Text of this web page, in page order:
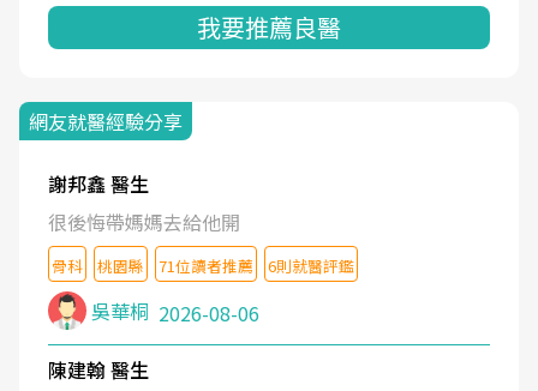
我要推薦良醫
網友就醫經驗分享
謝邦鑫 醫生
很後悔帶媽媽去給他開
骨科 桃園縣 71位讀者推薦 6則就醫評鑑
吳華桐 2026-08-06
陳建翰 醫生